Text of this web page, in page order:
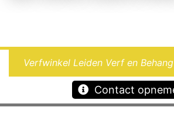
Verfwinkel Leiden Verf en Behang
Contact